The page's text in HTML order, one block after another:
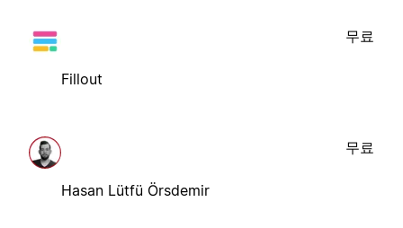
Fillout
무료
Hasan Lütfü Örsdemir
무료